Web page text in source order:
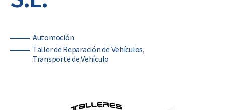
CategoríasAutomoción
Taller de Reparación de Vehículos
Transporte de Vehículo